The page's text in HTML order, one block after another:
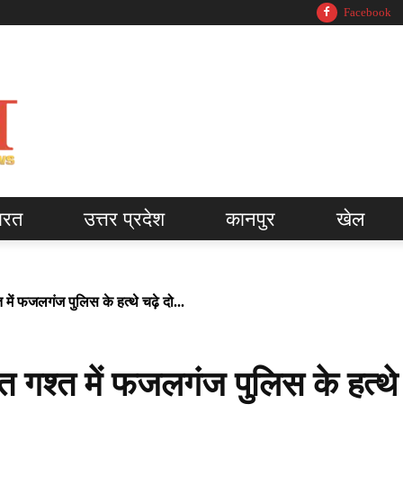
Facebook
उत्तर प्रदेश कानपुर खेल
में फजलगंज पुलिस के हत्थे चढ़े दो...
गश्त में फजलगंज पुलिस के हत्थे